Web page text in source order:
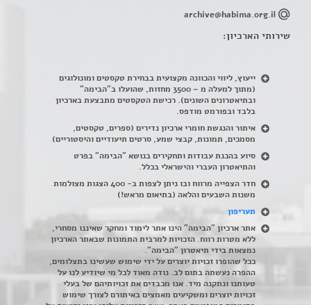
archive@habima.org.il
שירותי הארכיון:
ייעוץ, ליווי והכוונה מקצועית בבחירת טקסטים ומונולוגים
(מתוך למעלה מ – 3500 מחזות, שהועלו ב"הבימה"
ובתיאטרונים השונים). רכישת הטקסטים מתבצעת בארכיון
בלבד ובפורמט מודפס.
איתור והנגשת חומרי ארכיון נדירים (ספרים, טקסטים,
מסמכים, תמונות, קבצי שמע, סרטים תיעודיים והיסטוריים)
סיוע בהכנת עבודות ותחקירים בנושא "הבימה" בפרט
והתיאטרון העברי והישראלי בכלל.
חדר הצפייה מרווח ובו ניתן לצפות ב- 400 הצגות מצולמות
משנות השבעים והלאה (בתיאום מראש!)
תעריפון
אתר ארכיון "הבימה" הינו אתר לימוד ומחקר שאיננו מסחרי,
ללא מטרות רווח. הזכויות למרבית התמונות שבאתר הארכיון
נמצאות בידי תיאטרון "הבימה".
ככל שהופרו זכויות יוצרים על ידי שימוש שעשינו בתצלומים,
ההפרה נעשתה בתום לב. נודה מאוד לכל מי שיודיע לנו על
טעותנו ונתקנה מיד. אנו מכבדים את זכויותיהם של בעלי
זכויות יוצרים ומשקיעים מאמצים באיתורם לצורך שימוש